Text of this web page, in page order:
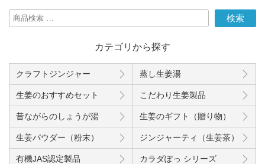
検
索
検索
カテゴリから探す
クラフトジンジャー 蒸し生姜湯
生姜のおすすめセット こだわり生姜製品
昔ながらのしょうが湯 生姜のギフト（贈り物）
生姜パウダー（粉末） ジンジャーティ（生姜茶）
有機JAS認定製品 カラダぽっ シリーズ